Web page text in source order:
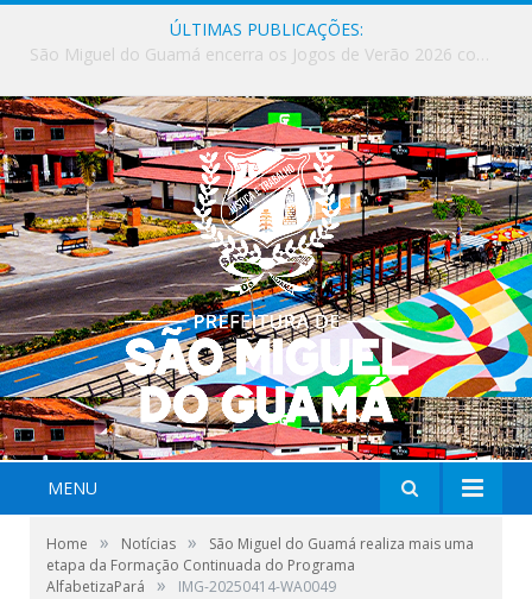
ÚLTIMAS PUBLICAÇÕES:
Milhares de fiéis tomam as ruas de São Miguel do Guamá em uma grande celebração de fé na Marcha para Jesus 2026.
MENU
Home » Notícias »
São Miguel do Guamá realiza mais uma
etapa da Formação Continuada do Programa
AlfabetizaPará
» IMG-20250414-WA0049